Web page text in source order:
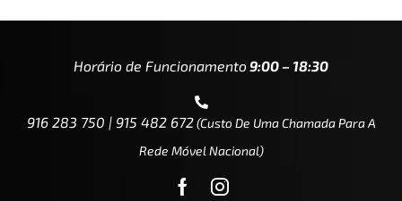
Horário de Funcionamento 9:00 – 18:30
916 283 750 | 915 482 672(custo De Uma Chamada Para A
Rede Móvel Nacional)